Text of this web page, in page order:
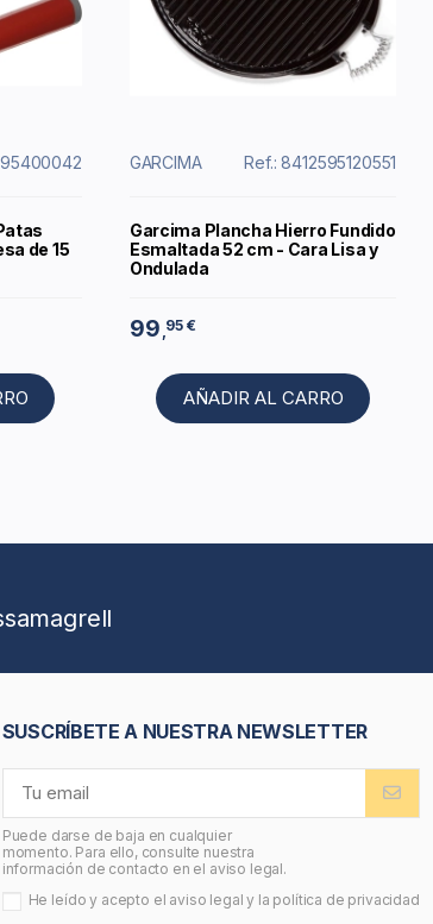
de 15
GARCIMA Ref.: 8412595120551
Garcima Plancha Hierro Fundido
Esmaltada 52 cm - Cara Lisa y
Ondulada
99 ,95 €
AÑADIR AL CARRO
SUSCRÍBETE A NUESTRA NEWSLETTER
Puede darse de baja en cualquier
momento. Para ello, consulte nuestra
información de contacto en el aviso legal.
He leído y acepto el aviso legal y la política de privacidad